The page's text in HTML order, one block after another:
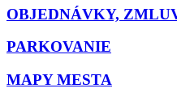
OBJEDNÁVKY,
PARKOVANIE
MAPY MESTA